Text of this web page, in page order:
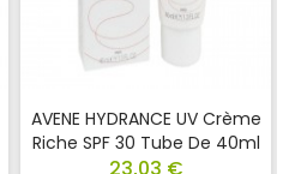
AVENE HYDRANCE UV Crème
Riche SPF 30 Tube De 40ml
23,03 €